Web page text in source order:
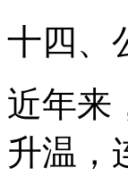
十四、
近年来
升温，